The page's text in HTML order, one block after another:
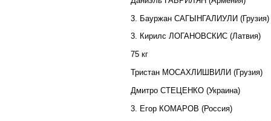
3. Бауржан САГЫНГАЛИУЛИ (Грузия)
3. Кирилс ЛОГАНОВСКИС (Латвия)
75 кг
Тристан МОСАХЛИШВИЛИ (Грузия)
Дмитро СТЕЦЕНКО (Украина)
3. Егор КОМАРОВ (Россия)